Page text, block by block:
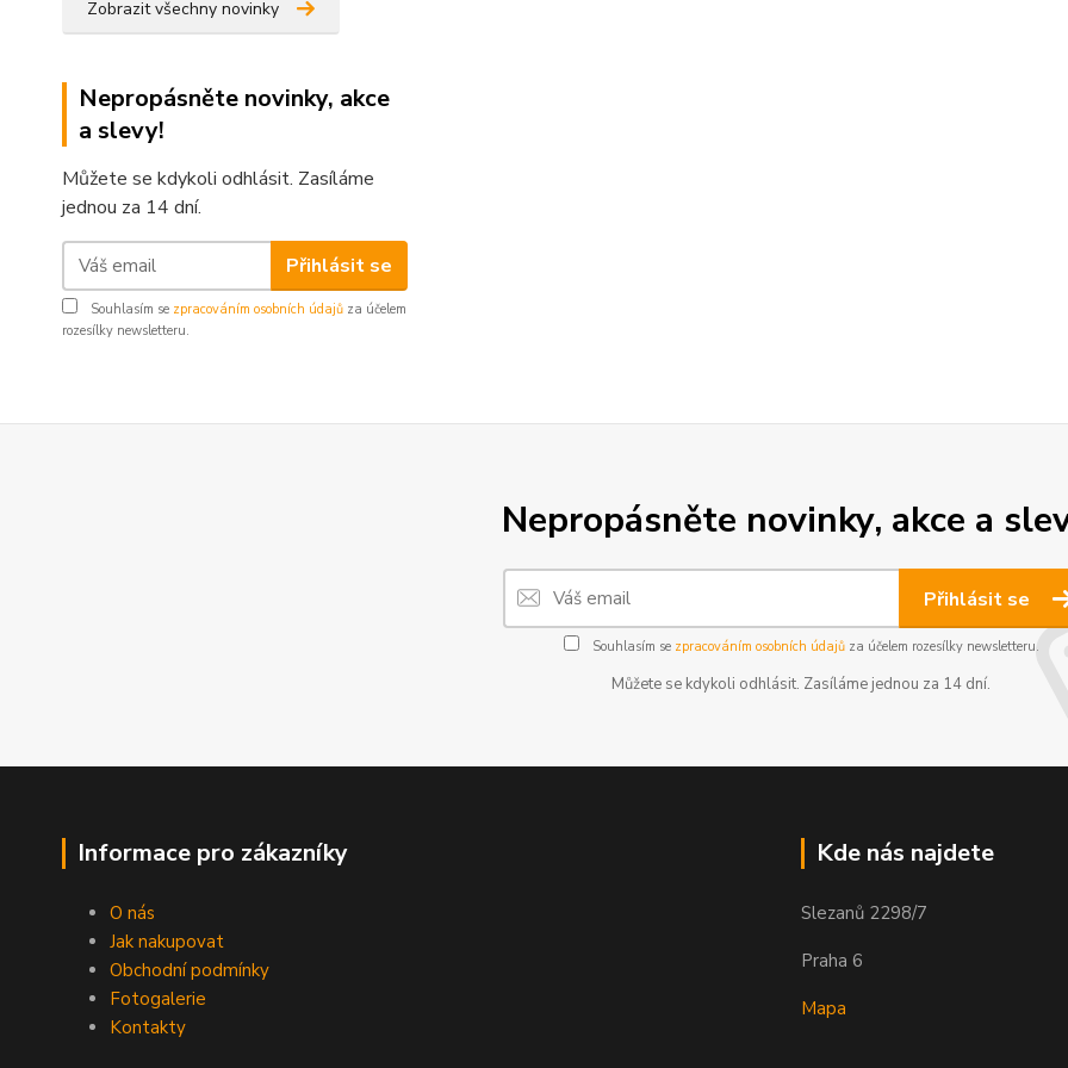
Zobrazit všechny novinky
Nepropásněte novinky, akce
a slevy!
Můžete se kdykoli odhlásit. Zasíláme
jednou za 14 dní.
Přihlásit se
Souhlasím se zpracováním osobních údajů za účelem
rozesílky newsletteru.
Nepropásněte novinky, akce a
Přihlásit se
Souhlasím se zpracováním osobních údajůza účelem rozesílky newsletteru.
Můžete se kdykoli odhlásit. Zasíláme jednou za 14 dní.
Informace pro zákazníky
O nás
Jak nakupovat
Obchodní podmínky
Fotogalerie
Kontakty
Kde nás najdete
Slezanů 2298/7
Praha 6
Mapa